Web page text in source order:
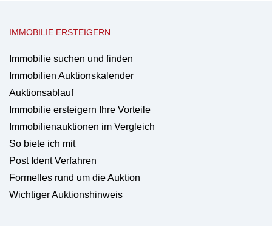
IMMOBILIE ERSTEIGERN
Immobilie suchen und finden
Immobilien Auktionskalender
Auktionsablauf
Immobilie ersteigern Ihre Vorteile
Immobilienauktionen im Vergleich
So biete ich mit
Post Ident Verfahren
Formelles rund um die Auktion
Wichtiger Auktionshinweis